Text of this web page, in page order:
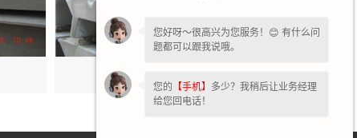
您好呀～很高兴为您服务！😊 有什么问
题都可以跟我说哦。
您的 【手机】 多少？我稍后让业务经理
给您回电话！